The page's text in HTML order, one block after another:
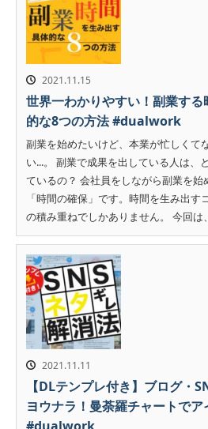
2021.11.15
世界一わかりやすい！副業す
的な8つの方法 #dualwork
副業を始めたいけど、本業が忙しくて
い...。 副業で成果を出している人は、
ているの？ 会社員をしながら副業を
「時間の確保」です。時間を生み出す
の積み重ねでしかありません。 今回は
2021.11.11
【DLテンプレ付き】ブログ・
ヨウナラ！曼荼羅チャートで